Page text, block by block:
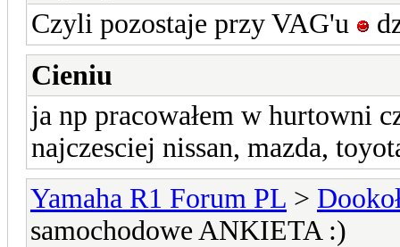
Czyli pozostaje przy VAG'u
Cieniu
ja np pracowałem w hurtowni
najczesciej nissan, mazda,
Yamaha R1 Forum PL >
samochodowe ANKIETA :)